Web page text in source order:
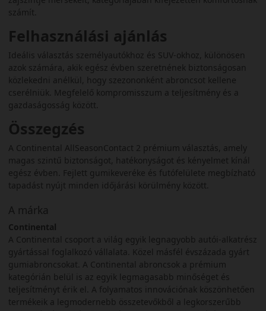
számít.
Felhasználási ajánlás
Ideális választás személyautókhoz és SUV-okhoz, különösen
azok számára, akik egész évben szeretnének biztonságosan
közlekedni anélkül, hogy szezononként abroncsot kellene
cserélniük. Megfelelő kompromisszum a teljesítmény és a
gazdaságosság között.
Összegzés
A Continental AllSeasonContact 2 prémium választás, amely
magas szintű biztonságot, hatékonyságot és kényelmet kínál
egész évben. Fejlett gumikeveréke és futófelülete megbízható
tapadást nyújt minden időjárási körülmény között.
A márka
Continental
A Continental csoport a világ egyik legnagyobb autói-alkatrész
gyártással foglalkozó vállalata. Közel másfél évszázada gyárt
gumiabroncsokat. A Continental abroncsok a prémium
kategórián belül is az egyik legmagasabb minőséget és
teljesítményt érik el. A folyamatos innovációnak köszönhetően
termékeik a legmodernebb összetevőkből a legkorszerűbb